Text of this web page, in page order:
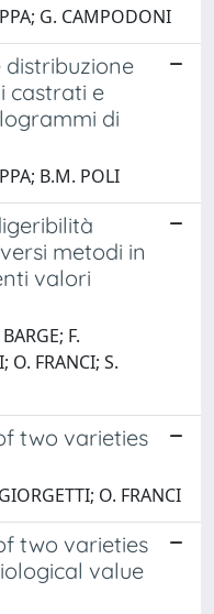
G. CAMPODONI
castrati e
di
B.M. POLI
metodi in
valori
F.
O. FRANCI; S.
two varieties
O. FRANCI
two varieties
value